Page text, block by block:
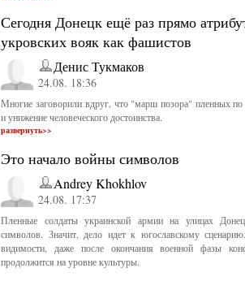
Сегодня Донецк ещё раз прямо
укровских вояк как фашистов
Денис Тукмаков
24.08. 18:36
Многие заговорили вдруг, что "марш позора" пленных
и унижение человеческого достоинства.
развернуть>>
Это начало войны символов
Andrey Khokhlov
24.08. 17:37
Пленные солдаты украинской армии на улицах
символов. Значит, дело идет к югославскому
видимости, даже после окончания военной фазы
продолжится на уровне культуры.